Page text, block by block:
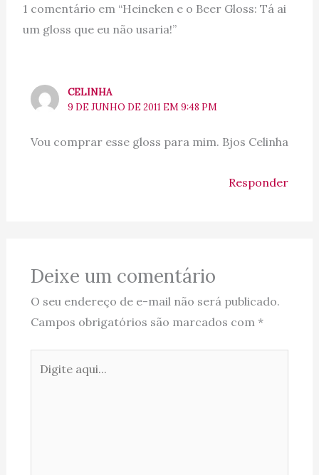
1 comentário em “Heineken e o Beer Gloss: Tá ai
um gloss que eu não usaria!”
CELINHA
9 DE JUNHO DE 2011 EM 9:48 PM
Vou comprar esse gloss para mim. Bjos Celinha
Responder
Deixe um comentário
O seu endereço de e-mail não será publicado.
Campos obrigatórios são marcados com *
aqui...